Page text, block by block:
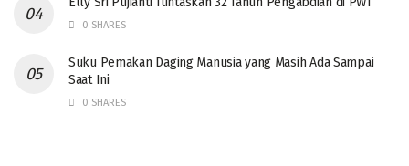
0 SHARES
‎Suku Pemakan Daging Manusia yang Masih Ada Sampai
Saat Ini
0 SHARES